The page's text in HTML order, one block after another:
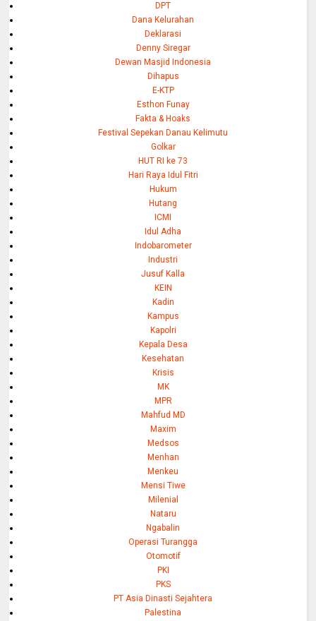
DPT
Dana Kelurahan
Deklarasi
Denny Siregar
Dewan Masjid Indonesia
Dihapus
E-KTP
Esthon Funay
Fakta & Hoaks
Festival Sepekan Danau Kelimutu
Golkar
HUT RI ke 73
Hari Raya Idul Fitri
Hukum
Hutang
ICMI
Idul Adha
Indobarometer
Industri
Jusuf Kalla
KEIN
Kadin
Kampus
Kapolri
Kepala Desa
Kesehatan
Krisis
MK
MPR
Mahfud MD
Maxim
Medsos
Menhan
Menkeu
Mensi Tiwe
Milenial
Nataru
Ngabalin
Operasi Turangga
Otomotif
PKI
PKS
PT Asia Dinasti Sejahtera
Palestina